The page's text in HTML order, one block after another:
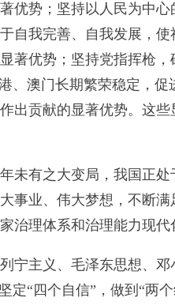
优势；坚持以人民为中
自我完善、自我发展，
著优势；坚持党指挥枪
、澳门长期繁荣稳定，
出贡献的显著优势。这
未有之大变局，我国正
事业、伟大梦想，不断
治理体系和治理能力现
宁主义、毛泽东思想、
定“四个自信”，做到“两